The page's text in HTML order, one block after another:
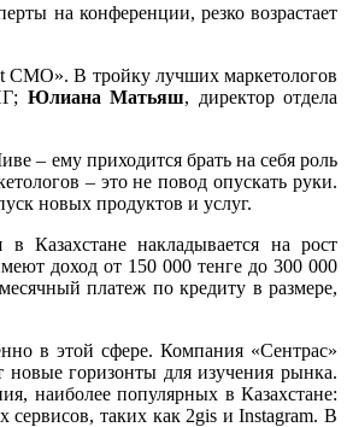
на конференции, резко возрастает
CMO». В тройку лучших маркетологов
Юлиана Матьяш, директор отдела
– ему приходится брать на себя роль
– это не повод опускать руки.
новых продуктов и услуг.
Казахстане накладывается на рост
доход от 150 000 тенге до 300 000
платеж по кредиту в размере,
в этой сфере. Компания «Сентрас»
горизонты для изучения рынка.
наиболее популярных в Казахстане:
таких как 2gis и Instagram. В